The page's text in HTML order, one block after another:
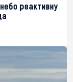
реактивну